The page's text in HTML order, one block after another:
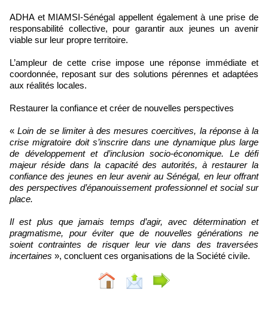
ADHA et MIAMSI-Sénégal appellent également à une prise de
responsabilité collective, pour garantir aux jeunes un avenir
viable sur leur propre territoire.
L’ampleur de cette crise impose une réponse immédiate et
coordonnée, reposant sur des solutions pérennes et adaptées
aux réalités locales.
Restaurer la confiance et créer de nouvelles perspectives
«Loin de se limiter à des mesures coercitives, la réponse à la
crise migratoire doit s’inscrire dans une dynamique plus large
de développement et d’inclusion socio-économique. Le défi
majeur réside dans la capacité des autorités, à restaurer la
confiance des jeunes en leur avenir au Sénégal, en leur offrant
des perspectives d’épanouissement professionnel et social sur
place.
Il est plus que jamais temps d’agir, avec détermination et
pragmatisme, pour éviter que de nouvelles générations ne
soient contraintes de risquer leur vie dans des traversées
incertaines », concluent ces organisations de la Société civile.